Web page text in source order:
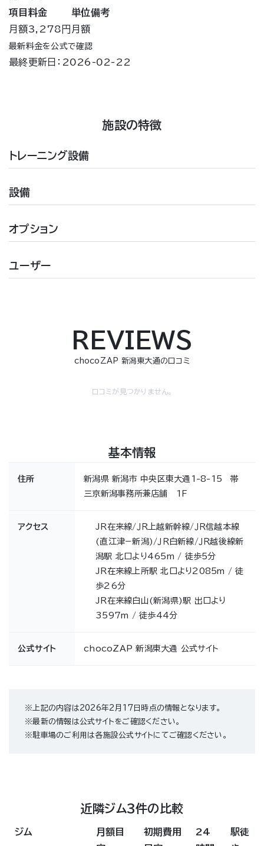
項目 料金 単位備考
月額3,278円 月額
最新料金を公式で確認
最終更新日：2026-02-22
施設の特徴
トレーニング設備
設備
オプション
ユーザー
REVIEWS
chocoZAP 新潟東大通の口コミ
口コミが見つかりません。
基本情報
住所
新潟県 新潟市 中央区東大通1-8-15 帯
三京新潟事務所兼店舗 1F
アクセス
JR在来線/ＪＲ上越新幹線/ＪＲ信越本線
(直江津−新潟)/ＪＲ白新線/ＪＲ越後線新
潟駅 北口より465m / 徒歩5分
JR在来線上所駅 北口より2085m / 徒
歩26分
JR在来線白山(新潟県)駅 出口より
3597m / 徒歩44分
公式サイト chocoZAP 新潟東大通 公式サイト
※上記の内容は2026年2月17日時点の情報となります。
※最新の情報は公式サイトをご確認ください。
※駐車場のご利用は各施設公式サイトにてご確認ください。
近隣ジム3件の比較
ジム
月額目
初期費用
24
駅徒